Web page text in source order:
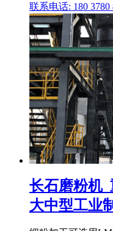
联系电话: 180 3780
长石磨粉机
大中型工业